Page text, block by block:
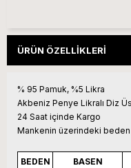
ÜRÜN ÖZELLIKLERI
% 95 Pamuk, %5 Likra
Akbeniz Penye Likralı Diz
24 Saat içinde Kargo
Mankenin üzerindeki
BEDEN BASEN